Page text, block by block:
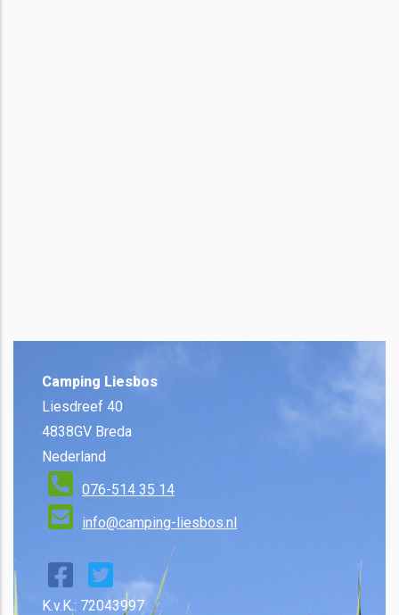
Camping Liesbos
Liesdreef 40
4838GV Breda
Nederland
076-514 35 14
info@camping-liesbos.nl
K.v.K.: 72043997